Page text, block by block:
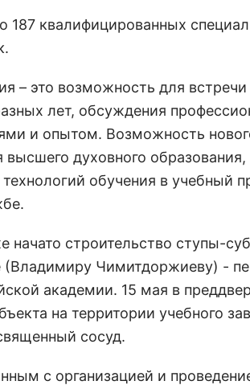
187 квалифицированных
– это возможность для встречи
лет, обсуждения
и опытом. Возможность
высшего духовного
обучения в учебный
начато строительство ступы-
(Владимиру Чимитдоржиеву) -
академии. 15 мая в
на территории учебного
сосуд.
с организацией и